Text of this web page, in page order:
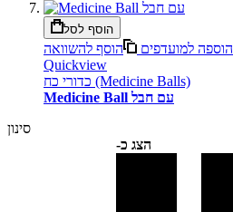
הוסף לסל
הוספה למועדפים
הוסף להשוואה
Quickview
כדורי כח (Medicine Balls)
Medicine Ball עם חבל
סינון
הצג כ-